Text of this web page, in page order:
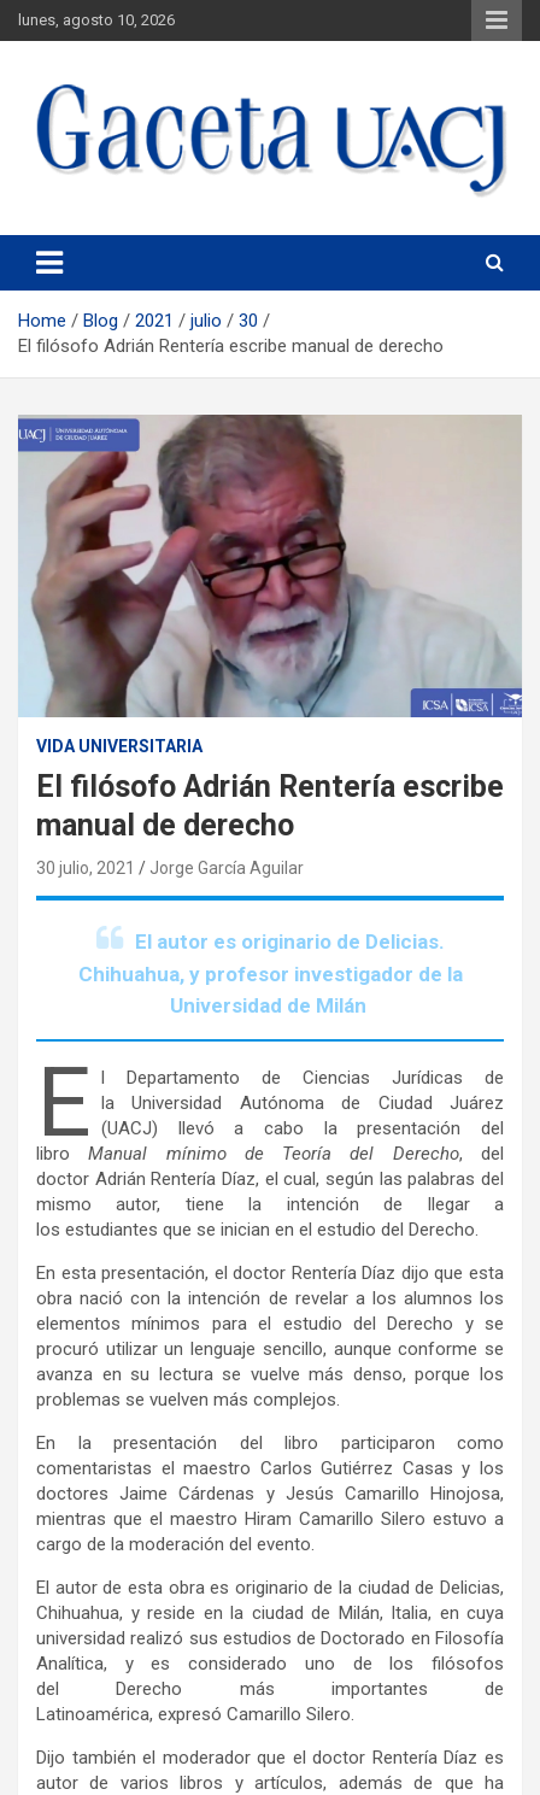
lunes, agosto 10, 2026
Gaceta UACJ
Home Blog 2021 julio
30
El filósofo Adrián Rentería escribe manual de derecho
VIDA UNIVERSITARIA
El filósofo Adrián Rentería escribe
manual de derecho
30 julio, 2021 Jorge García Aguilar
El autor es originario de Delicias.
Chihuahua, y profesor investigador de la
Universidad de Milán
E
l Departamento de Ciencias Jurídicas de
la Universidad Autónoma de Ciudad Juárez
(UACJ) llevó a cabo la presentación del
libroManual mínimo de Teoría del Derecho, del
doctor Adrián Rentería Díaz, el cual, según las palabras del
mismo autor, tiene la intención de llegar a
los estudiantes que se inician en el estudio del Derecho.
En esta presentación, el doctor Rentería Díaz dijo que esta
obra nació con la intención de revelar a los alumnos los
elementos mínimos para el estudio del Derecho y se
procuró utilizar un lenguaje sencillo, aunque conforme se
avanza en su lectura se vuelve más denso, porque los
problemas se vuelven más complejos.
En la presentación del libro participaron como
comentaristas el maestro Carlos Gutiérrez Casas y los
doctores Jaime Cárdenas y Jesús Camarillo Hinojosa,
mientras que el maestro Hiram Camarillo Silero estuvo a
cargo de la moderación del evento.
El autor de esta obra es originario de la ciudad de Delicias,
Chihuahua, y reside en la ciudad de Milán, Italia, en cuya
universidad realizó sus estudios de Doctorado en Filosofía
Analítica, y es considerado uno de los filósofos
del Derecho más importantes de
Latinoamérica, expresó Camarillo Silero.
Dijo también el moderador que el doctor Rentería Díaz es
autor de varios libros y artículos, además de que ha